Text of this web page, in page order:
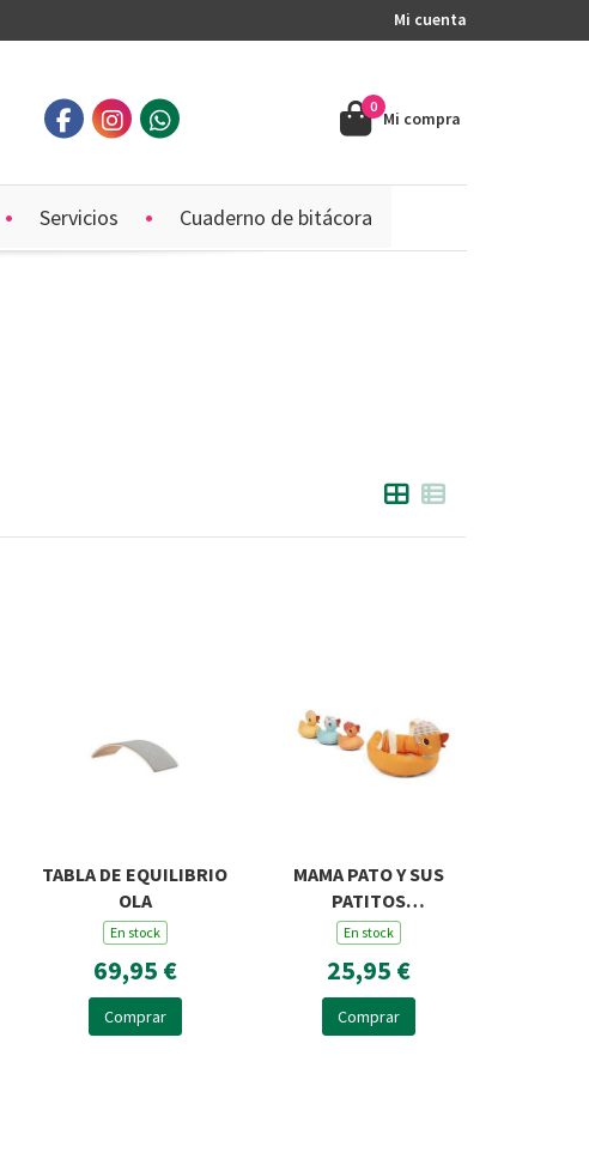
Mi cuenta
Mi compra
0
Servicios Cuaderno de bitácora
TABLA DE EQUILIBRIO
OLA
En stock
69,95 €
Comprar
MAMA PATO Y SUS
PATITOS
MAGNETICOS
En stock
25,95 €
Comprar